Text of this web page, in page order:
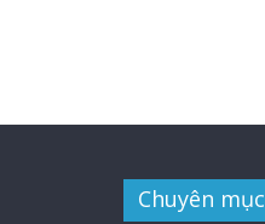
Chuyên mục